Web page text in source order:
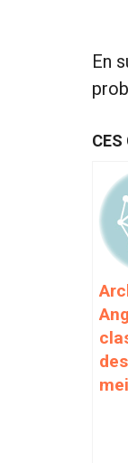
En
CES